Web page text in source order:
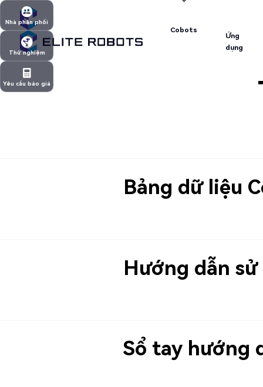
Nhà phân phối
Nhà phân phối
Thử nghiệm
Thử nghiệm
Yêu cầu báo giá
Cobots
Ứng
dụng
Bảng dữ liệu
Hướng dẫn
Sổ tay hướng